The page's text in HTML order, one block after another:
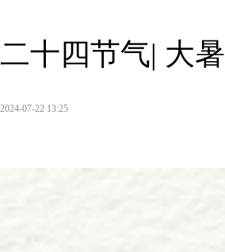
二十四节气| 大暑
2024-07-22 13:25